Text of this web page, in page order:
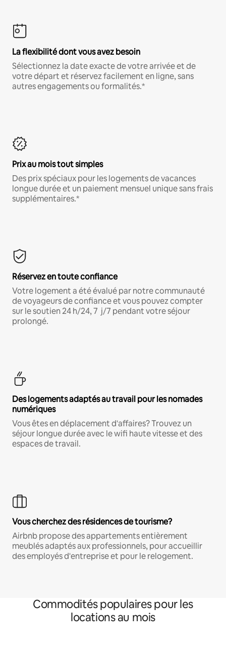
La flexibilité dont vous avez besoin
Sélectionnez la date exacte de votre arrivée et de
votre départ et réservez facilement en ligne, sans
autres engagements ou formalités.*
Prix au mois tout simples
Des prix spéciaux pour les logements de vacances
longue durée et un paiement mensuel unique sans frais
supplémentaires.*
Réservez en toute confiance
Votre logement a été évalué par notre communauté
de voyageurs de confiance et vous pouvez compter
sur le soutien 24 h/24, 7 j/7 pendant votre séjour
prolongé.
Des logements adaptés au travail pour les nomades
numériques
Vous êtes en déplacement d'affaires? Trouvez un
séjour longue durée avec le wifi haute vitesse et des
espaces de travail.
Vous cherchez des résidences de tourisme?
Airbnb propose des appartements entièrement
meublés adaptés aux professionnels, pour accueillir
des employés d'entreprise et pour le relogement.
Commodités populaires pour les
locations au mois